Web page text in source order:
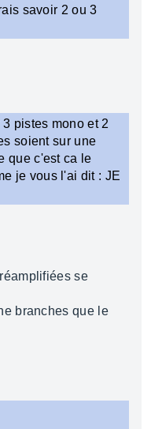
savoir 2 ou 3
pistes mono et 2
soient sur une
que c'est ca le
je vous l'ai dit : JE
se
branches que le